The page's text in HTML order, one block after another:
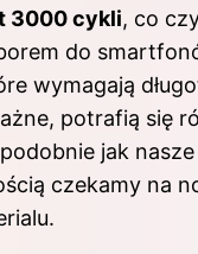
3000 cykli, co
do
wymagają
potrafią się
jak
czekamy na